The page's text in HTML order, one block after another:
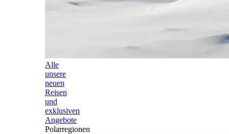
Alle
unsere
neuen
Reisen
und
exklusiven
Angebote
Polarregionen